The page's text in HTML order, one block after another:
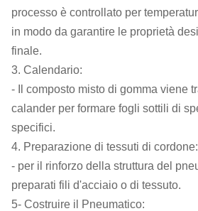
processo è controllato per
in modo da garantire le proprietà
finale.
3. Calendario:
- Il composto misto di gomma viene
calander per formare fogli sottili di
specifici.
4. Preparazione di tessuti di cordone:
- per il rinforzo della struttura del
preparati fili d'acciaio o di tessuto.
5- Costruire il Pneumatico: